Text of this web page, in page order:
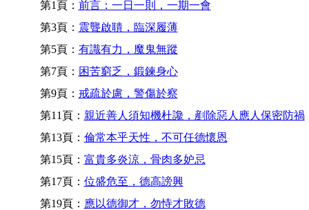
第1頁： 前言：一日一則，一期一會
第3頁： 震聾啟聵，臨深履薄
第5頁： 有識有力，魔鬼無蹤
第7頁： 困苦窮乏，鍛鍊身心
第9頁： 戒疏於慮，警傷於察
第11頁： 親近善人須知機杜讒，剷除惡人應人保密防禍
第13頁： 倫常本乎天性，不可任德懷恩
第15頁： 富貴多炎涼，骨肉多妒忌
第17頁： 位盛危至，德高謗興
第19頁： 應以德御才，勿恃才敗德